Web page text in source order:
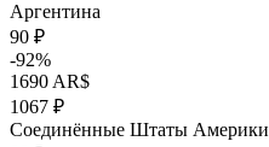
Аргентина
90 ₽
-92%
1690 AR$
1067 ₽
Соединённые Штаты Америки